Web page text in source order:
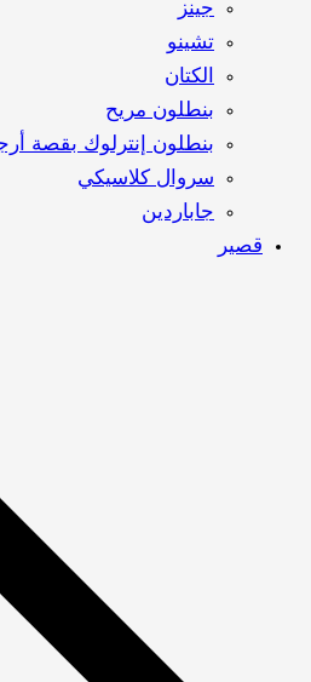
جينز
تشينو
الكتان
بنطلون مريح
بنطلون إنترلوك بقصة
سروال كلاسيكي
جاباردين
قصير